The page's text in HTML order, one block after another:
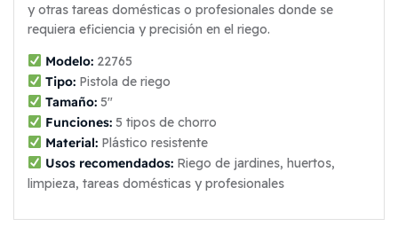
y otras tareas domésticas o profesionales donde se
requiera eficiencia y precisión en el riego.
Modelo:22765
Tipo:Pistola de riego
Tamaño:5″
Funciones:5 tipos de chorro
Material:Plástico resistente
Usos recomendados:Riego de jardines, huertos,
limpieza, tareas domésticas y profesionales